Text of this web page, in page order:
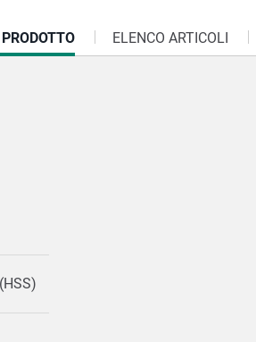
ELENCO ARTICOLI